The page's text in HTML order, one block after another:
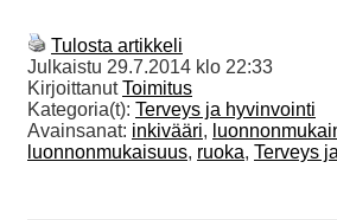
Tulosta artikkeli
Julkaistu 29.7.2014 klo 22:33
KirjoittanutToimitus
Kategoria(t): Terveys ja hyvinvointi
Avainsanat: inkivääri,
luonnonmukaisuus, ruoka, Terveys